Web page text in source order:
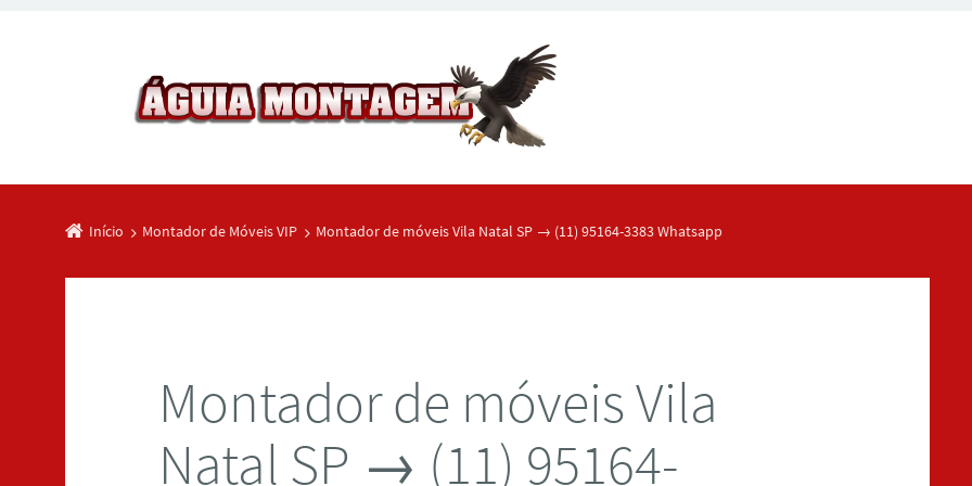
Início Montador de Móveis VIP Montador de móveis Vila Natal SP → (11) 95164-3383 Whatsapp
Montador de móveis Vila
Natal SP → (11) 95164-